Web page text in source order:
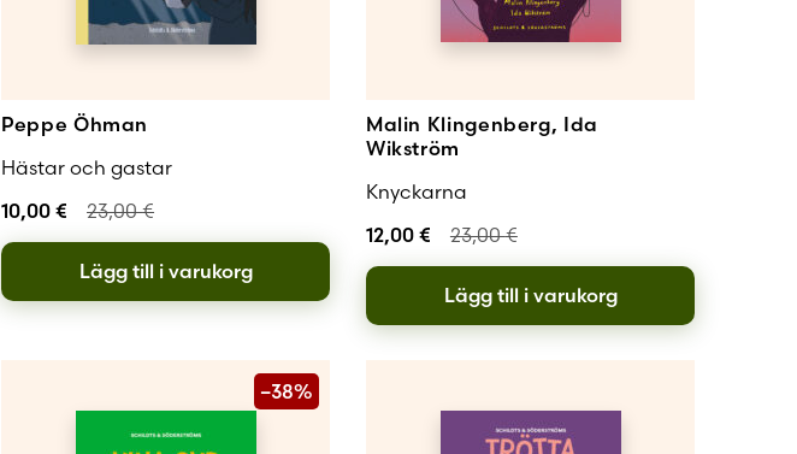
Peppe Öhman
Hästar och gastar
10,00€ 23,00€
Lägg till i varukorg
Malin Klingenberg, Ida
Wikström
Knyckarna
12,00 € 23,00€
Lägg till i varukorg
–38%